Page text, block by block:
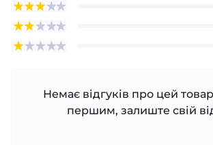
Немає відгуків про цей
першим, залиште свій